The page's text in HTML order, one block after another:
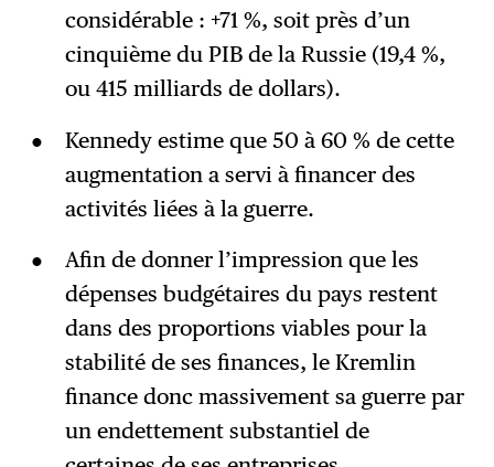
considérable : +71 %, soit près d’un
cinquième du PIB de la Russie (19,4 %,
ou 415 milliards de dollars).
Kennedy estime que 50 à 60 % de cette
augmentation a servi à financer des
activités liées à la guerre.
Afin de donner l’impression que les
dépenses budgétaires du pays restent
dans des proportions viables pour la
stabilité de ses finances, le Kremlin
finance donc massivement sa guerre par
un endettement substantiel de